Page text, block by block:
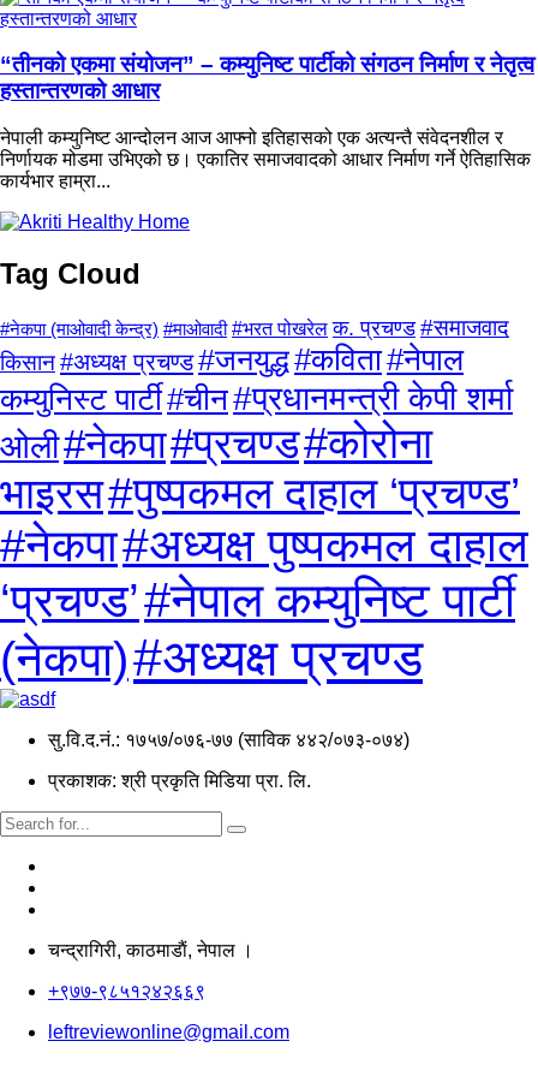
“तीनको एकमा संयोजन” – कम्युनिष्ट पार्टीको संगठन निर्माण र नेतृत्व
हस्तान्तरणको आधार
नेपाली कम्युनिष्ट आन्दोलन आज आफ्नो इतिहासको एक अत्यन्तै संवेदनशील र
निर्णायक मोडमा उभिएको छ। एकातिर समाजवादको आधार निर्माण गर्ने ऐतिहासिक
कार्यभार हाम्रा...
Tag Cloud
#नेकपा (माओवादी केन्द्र) #माओवादी #भरत पोखरेल क. प्रचण्ड#समाजवाद
किसान#अध्यक्ष प्रचण्ड#जनयुद्ध#कविता#नेपाल
कम्युनिस्ट पार्टी#चीन#प्रधानमन्त्री केपी शर्मा
ओली#नेकपा#प्रचण्ड#कोरोना
भाइरस#पुष्पकमल दाहाल ‘प्रचण्ड’
#नेकपा#अध्यक्ष पुष्पकमल दाहाल
‘प्रचण्ड’#नेपाल कम्युनिष्ट पार्टी
(नेकपा)#अध्यक्ष प्रचण्ड
सु.वि.द.नं.: १७५७/०७६-७७ (साविक ४४२/०७३-०७४)
प्रकाशक: श्री प्रकृति मिडिया प्रा. लि.
चन्द्रागिरी, काठमाडाैं, नेपाल ।
+९७७-९८५१२४२६६९
leftreviewonline@gmail.com